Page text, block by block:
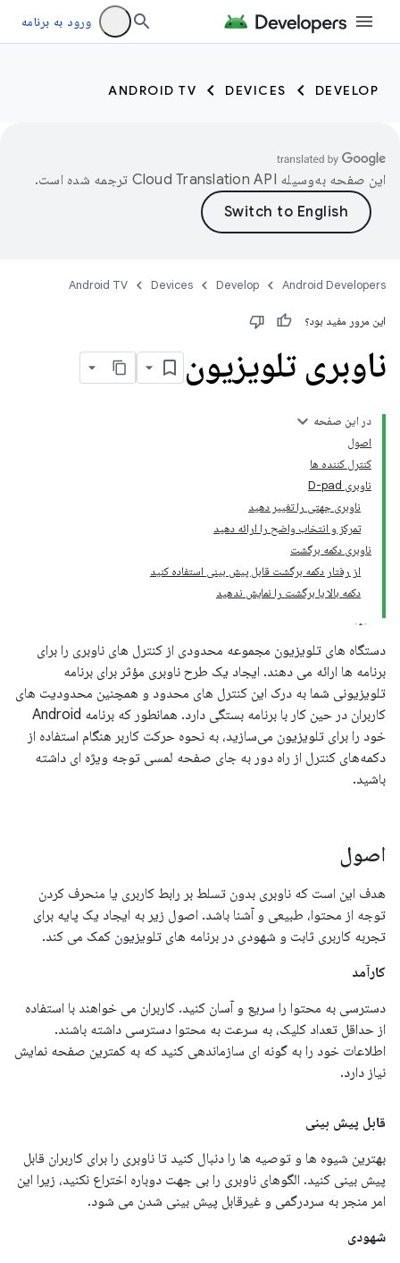
ورود به برنامه
DEVELOP
DEVICES
ANDROID TV
این صفحه به‌وسیله ترجمه شده است.
Android Developers
Develop
Devices
Android TV
این مرور مفید بود؟
ناوبری تلویزیون
در این صفحه
اصول
کنترل کننده ها
ناوبری D-pad
ناوبری جهتی را تغییر دهید
تمرکز و انتخاب واضح را ارائه دهید
ناوبری دکمه برگشت
از رفتار دکمه برگشت قابل پیش بینی استفاده کنید
دکمه بالا یا برگشت را نمایش ندهید
دستگاه های تلویزیون مجموعه محدودی از کنترل های ناوبری را برای
برنامه ها ارائه می دهند. ایجاد یک طرح ناوبری مؤثر برای برنامه
تلویزیونی شما به درک این کنترل های محدود و همچنین محدودیت های
کاربران در حین کار با برنامه بستگی دارد. همانطور که برنامه Android
خود را برای تلویزیون می‌سازید، به نحوه حرکت کاربر هنگام استفاده از
دکمه‌های کنترل از راه دور به جای صفحه لمسی توجه ویژه ای داشته
باشید.
اصول
هدف این است که ناوبری بدون تسلط بر رابط کاربری یا منحرف کردن
توجه از محتوا، طبیعی و آشنا باشد. اصول زیر به ایجاد یک پایه برای
تجربه کاربری ثابت و شهودی در برنامه های تلویزیون کمک می کند.
کارآمد
دسترسی به محتوا را سریع و آسان کنید. کاربران می خواهند با استفاده
از حداقل تعداد کلیک، به سرعت به محتوا دسترسی داشته باشند.
اطلاعات خود را به گونه ای سازماندهی کنید که به کمترین صفحه نمایش
نیاز دارد.
قابل پیش بینی
بهترین شیوه ها و توصیه ها را دنبال کنید تا ناوبری را برای کاربران قابل
پیش بینی کنید. الگوهای ناوبری را بی جهت دوباره اختراع نکنید، زیرا این
امر منجر به سردرگمی و غیرقابل پیش بینی شدن می شود.
شهودی